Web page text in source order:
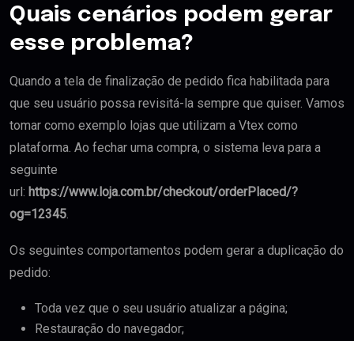
Quais cenários podem gerar
esse problema?
Quando a tela de finalização de pedido fica habilitada para
que seu usuário possa revisitá-la sempre que quiser. Vamos
tomar como exemplo lojas que utilizam a Vtex como
plataforma. Ao fechar uma compra, o sistema leva para a
seguinte
url: https://www.loja.com.br/checkout/orderPlaced/?
og=12345.
Os seguintes comportamentos podem gerar a duplicação do
pedido:
Toda vez que o seu usuário atualizar a página;
Restauração do navegador;